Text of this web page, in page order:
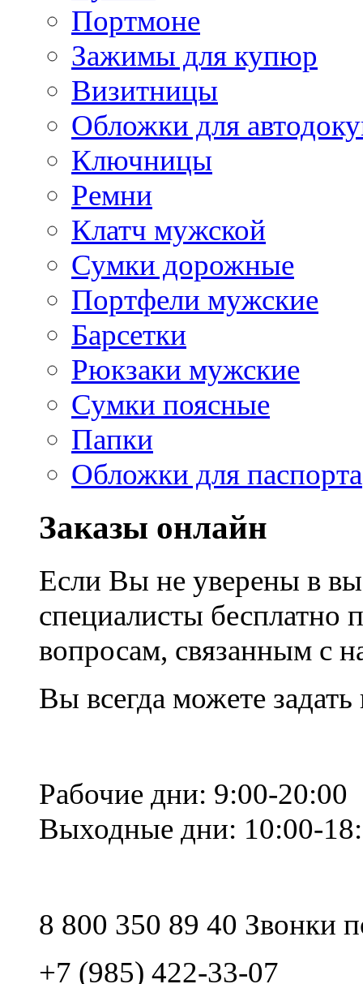
Портмоне
Зажимы для купюр
Визитницы
Обложки для
Ключницы
Ремни
Клатч мужской
Сумки дорожные
Портфели мужские
Барсетки
Рюкзаки мужские
Сумки поясные
Папки
Обложки для паспорта
Заказы онлайн
Если Вы не уверены в
специалисты
вопросам, связанным с
Вы всегда можете
Рабочие дни: 9:00-20:00
Выходные дни: 10:00-
8 800 350 89 40 Звонки
+7 (985) 422-33-07